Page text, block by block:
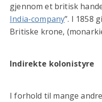
gjennom et britisk
India-company”. I 1858
Britiske krone,
Indirekte kolonistyre
I forhold til mange